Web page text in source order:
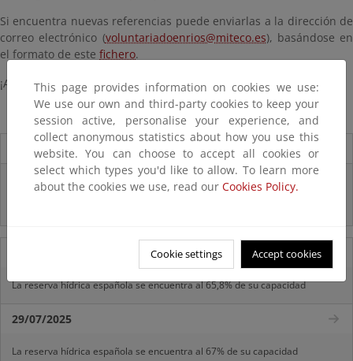
Si encuentra nuevas referencias puede enviarlas a la dirección de
correo electrónico (voluntariadoenrios@miteco.es), basándose en
el formato de este fichero.
¡Agradecemos vuestra participación!
Destacados
Real Decreto subvenciones adaptación riesgos inundación
La reserva hídrica española se encuentra al 65,8% de su capacidad
29/07/2025
La reserva hídrica española se encuentra al 67% de su capacidad
This page provides information on cookies we use:
We use our own and third-party cookies to keep your
session active, personalise your experience, and
collect anonymous statistics about how you use this
website. You can choose to accept all cookies or
select which types you'd like to allow. To learn more
about the cookies we use, read our Cookies Policy.
Cookie settings Accept cookies